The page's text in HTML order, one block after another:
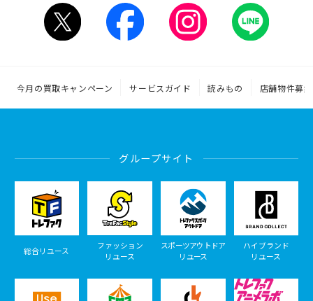
今月の買取キャンペーン サービスガイド 読みもの 店舗物件募集
グループサイト
総合リユース
ファッション
リユース
スポーツアウトドア
リユース
ハイブランド
リユース